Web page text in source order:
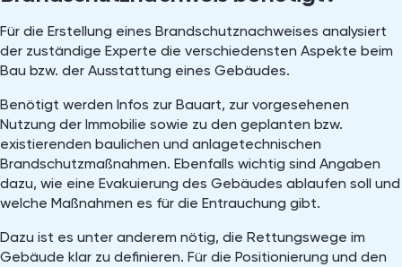
Für die Erstellung eines Brandschutznachweises analysiert
der zuständige Experte die verschiedensten Aspekte beim
Bau bzw. der Ausstattung eines Gebäudes.
Benötigt werden Infos zur Bauart, zur vorgesehenen
Nutzung der Immobilie sowie zu den geplanten bzw.
existierenden baulichen und anlagetechnischen
Brandschutzmaßnahmen. Ebenfalls wichtig sind Angaben
dazu, wie eine Evakuierung des Gebäudes ablaufen soll und
welche Maßnahmen es für die Entrauchung gibt.
Dazu ist es unter anderem nötig, die Rettungswege im
Gebäude klar zu definieren. Für die Positionierung und den